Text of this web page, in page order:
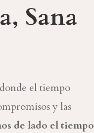
Sana
el tiempo
y las
de lado el tiempo